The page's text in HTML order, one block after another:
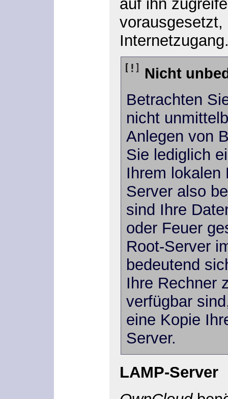
auf ihn
vorausgesetzt,
Nicht
Betrachten
nicht
Anlegen von
Sie lediglich
Ihrem lokalen
Server also
sind Ihre
oder Feuer
Root-Server
bedeutend
Ihre Rechner
verfügbar
eine Kopie
Server.
LAMP-Server